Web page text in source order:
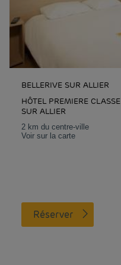
BELLERIVE SUR ALLIER
HÔTEL PREMIERE
SUR ALLIER
2 km du centre-ville
Voir sur la carte
Réserver